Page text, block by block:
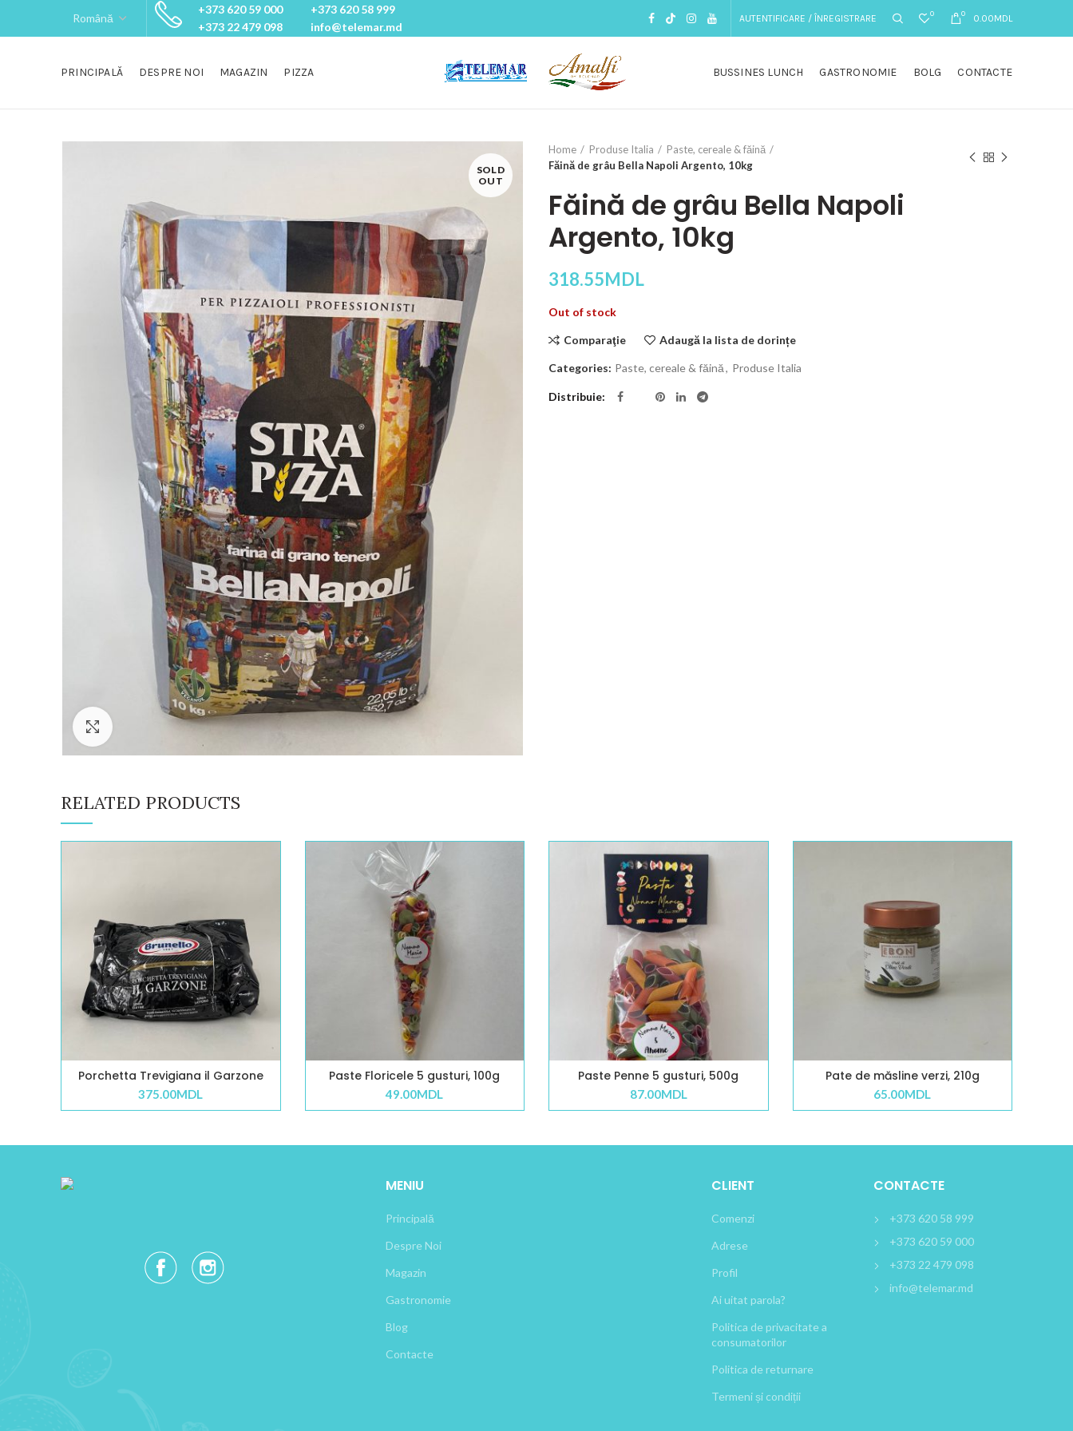
+373 620 59 000
+373 22 479 098
+373 620 58 999
info@telemar.md
AUTENTIFICARE / ÎNREGISTRARE 0 0 0.00MDL
PRINCIPALĂ DESPRE NOI MAGAZIN PIZZA BUSSINES LUNCH GASTRONOMIE BOLG CONTACTE
SOLD
OUT
Click to enlarge
Home Produse Italia
Paste, cereale & făină
Făină de grâu Bella Napoli Argento, 10kg
Făină de grâu Bella Napoli
Argento, 10kg
318.55MDL
Out of stock
Comparaţie Adaugă la lista de dorințe
Categories: Paste, cereale & făină, Produse Italia
Distribuie
RELATED PRODUCTS
Porchetta Trevigiana il Garzone
375.00MDL
Paste Floricele 5 gusturi, 100g
49.00MDL
Paste Penne 5 gusturi, 500g
87.00MDL
Pate de măsline verzi, 210g
65.00MDL
MENIU
Principală
Despre Noi
Magazin
Gastronomie
Blog
Contacte
CLIENT
Comenzi
Adrese
Profil
Ai uitat parola?
Politica de privacitate a
consumatorilor
Politica de returnare
Termeni și condiții
CONTACTE
+373 620 58 999
+373 620 59 000
+373 22 479 098
info@telemar.md